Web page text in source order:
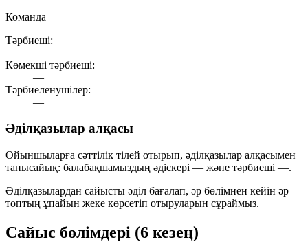
Команда
Тәрбиеші:
—
Көмекші тәрбиеші:
—
Тәрбиеленушілер:
—
Әділқазылар алқасы
Ойыншыларға сәттілік тілей отырып, әділқазылар алқасымен
танысайық: балабақшамыздың әдіскері — және тәрбиеші —.
Әділқазылардан сайысты әділ бағалап, әр бөлімнен кейін әр
топтың ұпайын жеке көрсетіп отыруларын сұраймыз.
Сайыс бөлімдері (6 кезең)